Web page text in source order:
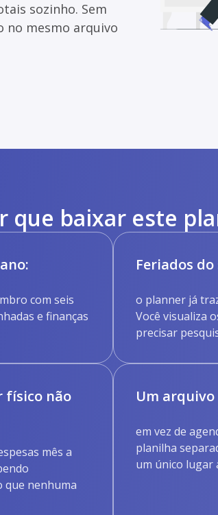
sozinho. Sem
no mesmo arquivo
que baixar este
com seis
e finanças
Feriados
o planner já
Você visualiza
precisar
físico não
mês a
que nenhuma
Um
em vez de
planilha
um único lugar